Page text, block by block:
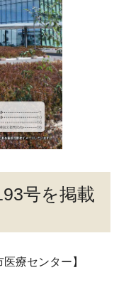
号を掲載
療センター】